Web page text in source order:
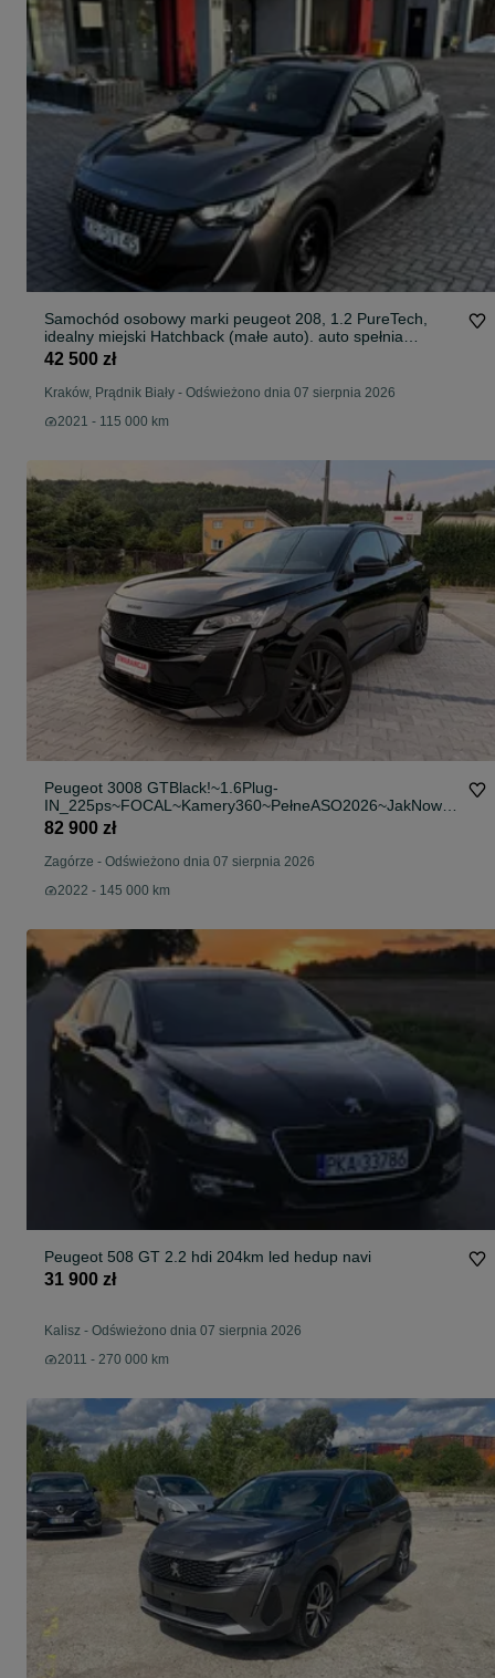
Samochód osobowy marki peugeot 208, 1.2 PureTech,
idealny miejski Hatchback (małe auto). auto spełnia
wymagania SCT
42 500 zł
Kraków, Prądnik Biały - Odświeżono dnia 07 sierpnia 2026
2021 - 115 000 km
Peugeot 3008 GTBlack!~1.6Plug-
IN_225ps~FOCAL~Kamery360~PełneASO2026~JakNowy~
TOP
82 900 zł
Zagórze - Odświeżono dnia 07 sierpnia 2026
2022 - 145 000 km
Peugeot 508 GT 2.2 hdi 204km led hedup navi
31 900 zł
Kalisz - Odświeżono dnia 07 sierpnia 2026
2011 - 270 000 km